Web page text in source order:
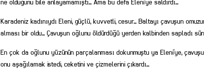
ne olduğunu bile anlayamamıştı… Ama bu defa Eleni’ye saldırdı…
Karadeniz kadınıydı Eleni, güçlü, kuvvetli, cesur… Baltayı çavuşun
alması bir oldu… Çavuşun oğlunu öldürdüğü yerden kalbinden sapladı
En çok da oğlunu yüzünün parçalanması dokunmuştu ya Eleni’ye,
onu aşağılamak istedi, ceketini ve çizmelerini çıkardı…